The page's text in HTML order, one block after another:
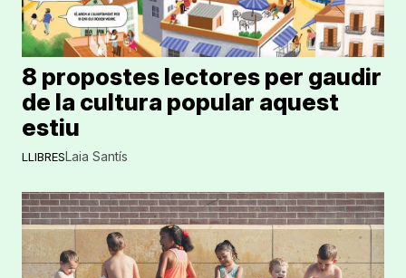
LLIBRES
8 propostes lectores per gaudir
de la cultura popular aquest
estiu
Laia Santís